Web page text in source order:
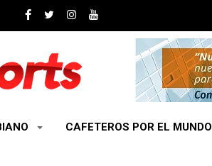
CAFETEROS POR EL MUNDO